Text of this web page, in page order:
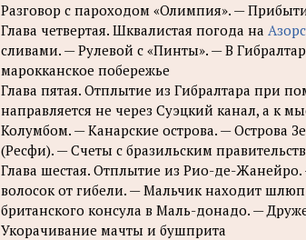
Разговор с пароходом «Олимпия». —
Глава четвертая. Шквалистая погода на
сливами. — Рулевой с «Пинты». — В
марокканское побережье
Глава пятая. Отплытие из Гибралтара при
направляется не через Суэцкий канал, а к
Колумбом. — Канарские острова. — Острова
(Ресфи). — Счеты с бразильским
Глава шестая. Отплытие из Рио-де-
волосок от гибели. — Мальчик находит
британского консула в Маль-донадо. —
Укорачивание мачты и бушприта